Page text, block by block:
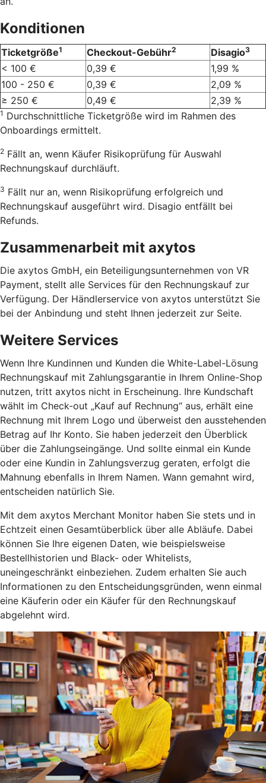
Konditionen
Ticketgröße1 Checkout-Gebühr2 Disagio3
< 100 € 0,39 €
1,99 %
100 - 250 €
0,39 €
2,09 %
≥ 250 €
0,49 € 2,39 %
1 Durchschnittliche Ticketgröße wird im Rahmen des
Onboardings ermittelt.
2 Fällt an, wenn Käufer Risikoprüfung für Auswahl
Rechnungskauf durchläuft.
3 Fällt nur an, wenn Risikoprüfung erfolgreich und
Rechnungskauf ausgeführt wird. Disagio entfällt bei
Refunds.
Zusammenarbeit mit axytos
Die axytos GmbH, ein Beteiligungsunternehmen von VR
Payment, stellt alle Services für den Rechnungskauf zur
Verfügung. Der Händlerservice von axytos unterstützt Sie
bei der Anbindung und steht Ihnen jederzeit zur Seite.
Weitere Services
Wenn Ihre Kundinnen und Kunden die White-Label-Lösung
Rechnungskauf mit Zahlungsgarantie in Ihrem Online-Shop
nutzen, tritt axytos nicht in Erscheinung. Ihre Kundschaft
wählt im Check-out „Kauf auf Rechnung“ aus, erhält eine
Rechnung mit Ihrem Logo und überweist den ausstehenden
Betrag auf Ihr Konto. Sie haben jederzeit den Überblick
über die Zahlungseingänge. Und sollte einmal ein Kunde
oder eine Kundin in Zahlungsverzug geraten, erfolgt die
Mahnung ebenfalls in Ihrem Namen. Wann gemahnt wird,
entscheiden natürlich Sie.
Mit dem axytos Merchant Monitor haben Sie stets und in
Echtzeit einen Gesamtüberblick über alle Abläufe. Dabei
können Sie Ihre eigenen Daten, wie beispielsweise
Bestellhistorien und Black- oder Whitelists,
uneingeschränkt einbeziehen. Zudem erhalten Sie auch
Informationen zu den Entscheidungsgründen, wenn einmal
eine Käuferin oder ein Käufer für den Rechnungskauf
abgelehnt wird.